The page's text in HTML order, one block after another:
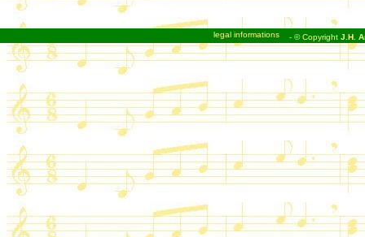
legal informations - © Copyright J.H.